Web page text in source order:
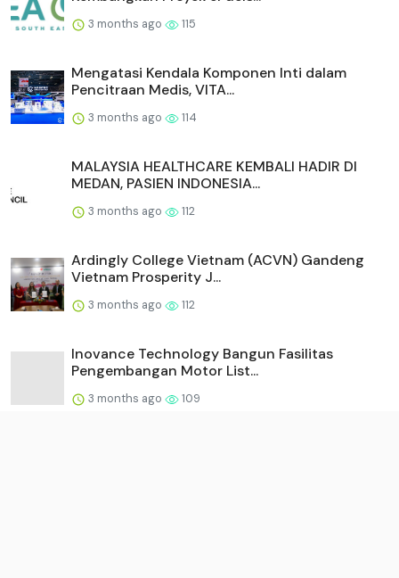
3 months ago 115
Mengatasi Kendala Komponen Inti dalam
Pencitraan Medis, VITA...
3 months ago 114
MALAYSIA HEALTHCARE KEMBALI HADIR DI
MEDAN, PASIEN INDONESIA...
3 months ago 112
Ardingly College Vietnam (ACVN) Gandeng
Vietnam Prosperity J...
3 months ago 112
Inovance Technology Bangun Fasilitas
Pengembangan Motor List...
3 months ago 109